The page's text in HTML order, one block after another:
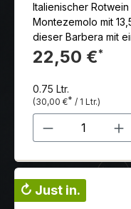
Italienischer
Montezemolo mit 13,5 % vol. Am Gaumen überzeugt
dieser Barbera mit
eingebunden in
22,50 €*
0.75 Ltr.
(30,00 €* / 1 Ltr.)
Produkt
↻ Just in.